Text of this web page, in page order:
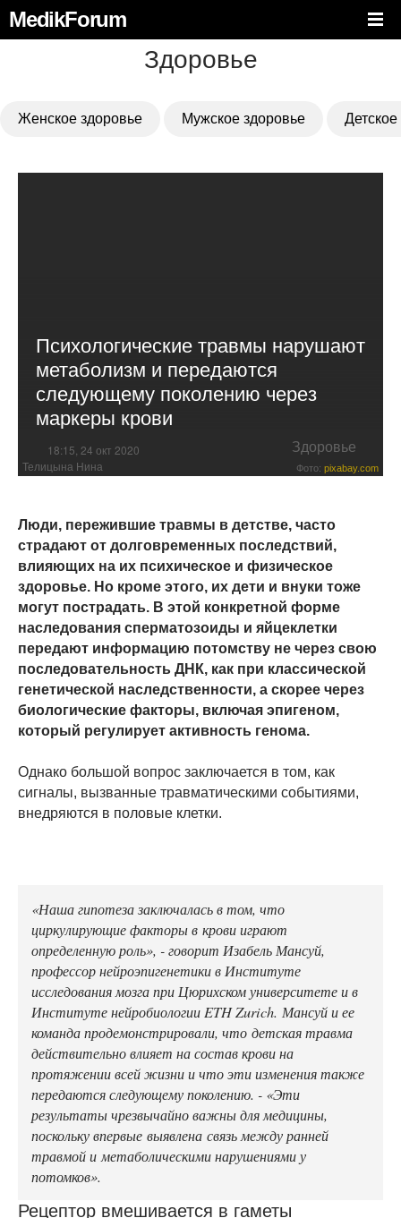
MedikForum
Здоровье
Женское здоровье Мужское здоровье
Психологические травмы нарушают
метаболизм и передаются
следующему поколению через
маркеры крови
18:15, 24 окт 2020 Здоровье
Телицына Нина Фото: pixabay.com
Люди, пережившие травмы в детстве, часто
страдают от долговременных последствий,
влияющих на их психическое и физическое
здоровье. Но кроме этого, их дети и внуки тоже
могут пострадать. В этой конкретной форме
наследования сперматозоиды и яйцеклетки
передают информацию потомству не через свою
последовательность ДНК, как при классической
генетической наследственности, а скорее через
биологические факторы, включая эпигеном,
который регулирует активность генома.
Однако большой вопрос заключается в том, как
сигналы, вызванные травматическими событиями,
внедряются в половые клетки.
«Наша гипотеза заключалась в том, что
циркулирующие факторы в крови играют
определенную роль», - говорит Изабель Мансуй,
профессор нейроэпигенетики в Институте
исследования мозга при Цюрихском университете и в
Институте нейробиологии ETH Zurich. Мансуй и ее
команда продемонстрировали, что детская травма
действительно влияет на состав крови на
протяжении всей жизни и что эти изменения также
передаются следующему поколению. - «Эти
результаты чрезвычайно важны для медицины,
поскольку впервые выявлена связь между ранней
травмой и метаболическими нарушениями у
потомков».
Рецептор вмешивается в гаметы